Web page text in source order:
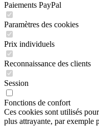
Paiements PayPal
Paramètres des cookies
Prix individuels
Reconnaissance des clients
Session
Fonctions de confort
Ces cookies sont utilisés
plus attrayante, par exemple